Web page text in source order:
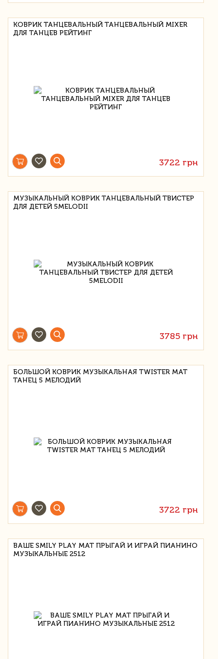
КОВРИК ТАНЦЕВАЛЬНЫЙ ТАНЦЕВАЛЬНЫЙ MIXER
ДЛЯ ТАНЦЕВ РЕЙТИНГ
3722 грн
МУЗЫКАЛЬНЫЙ КОВРИК ТАНЦЕВАЛЬНЫЙ ТВИСТЕР
ДЛЯ ДЕТЕЙ 5MELODII
3785 грн
БОЛЬШОЙ КОВРИК МУЗЫКАЛЬНАЯ TWISTER МАТ
ТАНЕЦ 5 МЕЛОДИЙ
3722 грн
ВАШЕ SMILY PLAY МАТ ПРЫГАЙ И ИГРАЙ ПИАНИНО
МУЗЫКАЛЬНЫЕ 2512